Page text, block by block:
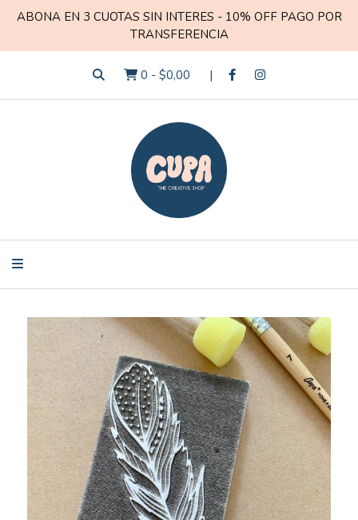
ABONA EN 3 CUOTAS SIN INTERES - 10% OFF PAGO POR
TRANSFERENCIA
0 - $0,00